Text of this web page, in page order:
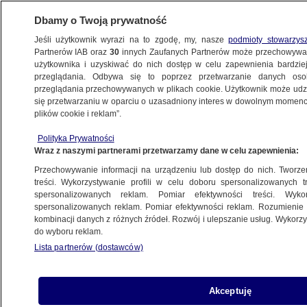
POLSKA
w sprawie wykonania przez Polskę
orzeczenia TSUE. List z prośbą
o wyjaśnienia
8.06.2020, 13:39
Udostępnij
Dbamy o Twoją prywatność
Jeśli użytkownik wyrazi na to zgodę, my, naszepodmioty
Partnerów IAB oraz30 innych Zaufanych Partnerów może
użytkownika i uzyskiwać do nich dostęp w celu zapewnienia
przeglądania. Odbywa się to poprzez przetwarzanie danych
przeglądania przechowywanych w plikach cookie. Użytkownik może
się przetwarzaniu w oparciu o uzasadniony interes w dowolnym
plików cookie i reklam”.
Polityka Prywatności
Wraz z naszymi partnerami przetwarzamy dane w celu zapewnienia:
Przechowywanie informacji na urządzeniu lub dostęp do nich.
treści. Wykorzystywanie profili w celu doboru spersonalizowanych
spersonalizowanych reklam. Pomiar efektywności treści.
spersonalizowanych reklam. Pomiar efektywności reklam.
kombinacji danych z różnych źródeł. Rozwój i ulepszanie usług.
do wyboru reklam.
Lista partnerów (dostawców)
Akceptuję